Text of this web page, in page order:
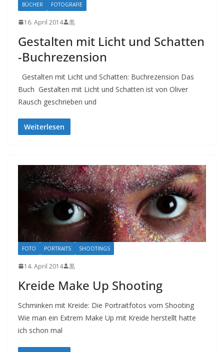
BÜCHER FOTOGRAFIE
16. April 2014 黒
Gestalten mit Licht und Schatten
-Buchrezension
Gestalten mit Licht und Schatten: Buchrezension Das
Buch Gestalten mit Licht und Schatten ist von Oliver
Rausch geschrieben und
Weiterlesen
FOTO PORTRAITS SHOOTINGS
14. April 2014 黒
Kreide Make Up Shooting
Schminken mit Kreide: Die Portraitfotos vom Shooting
Wie man ein Extrem Make Up mit Kreide herstellt hatte
ich schon mal